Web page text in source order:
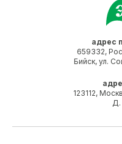
адрес
659332,
Бийск, ул.
123112,
Д.